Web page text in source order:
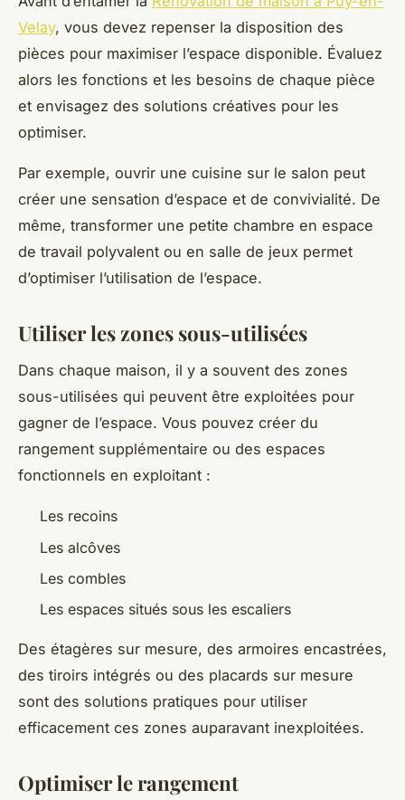
Velay, vous devez repenser la disposition des
pièces pour maximiser l’espace disponible. Évaluez
alors les fonctions et les besoins de chaque pièce
et envisagez des solutions créatives pour les
optimiser.
Par exemple, ouvrir une cuisine sur le salon peut
créer une sensation d’espace et de convivialité. De
même, transformer une petite chambre en espace
de travail polyvalent ou en salle de jeux permet
d’optimiser l’utilisation de l’espace.
Utiliser les zones sous-utilisées
Dans chaque maison, il y a souvent des zones
sous-utilisées qui peuvent être exploitées pour
gagner de l’espace. Vous pouvez créer du
rangement supplémentaire ou des espaces
fonctionnels en exploitant :
Les recoins
Les alcôves
Les combles
Les espaces situés sous les escaliers
Des étagères sur mesure, des armoires encastrées,
des tiroirs intégrés ou des placards sur mesure
sont des solutions pratiques pour utiliser
efficacement ces zones auparavant inexploitées.
Optimiser le rangement